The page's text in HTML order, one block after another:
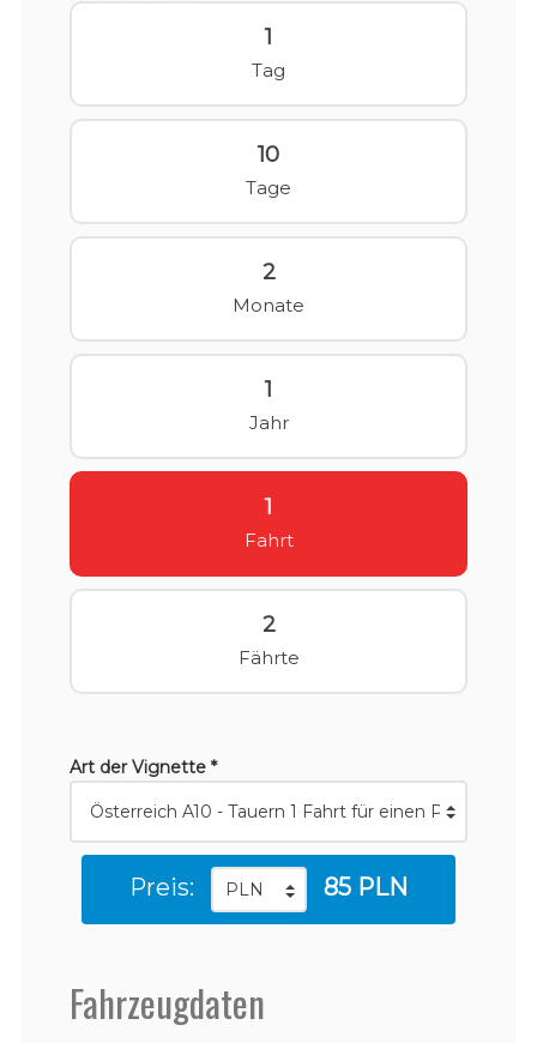
1
Tag
10
Tage
2
Monate
1
Jahr
1
Fahrt
2
Fährte
Art der Vignette *
Preis: 85 PLN
Fahrzeugdaten